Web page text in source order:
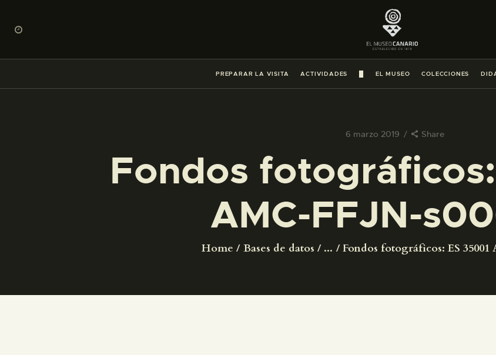
PREPARAR LA VISITA ACTIVIDADES EL MUSEO COLECCIONES
6 marzo 2019 Share
Fondos
AMC-FFJN-
Home Bases de datos ... Fondos fotográficos: ES 35001
PREPARAR LA VISITA
ACTIVIDADES
█
COLECCIONES
DIDÁCTICA
ESPAÑOL